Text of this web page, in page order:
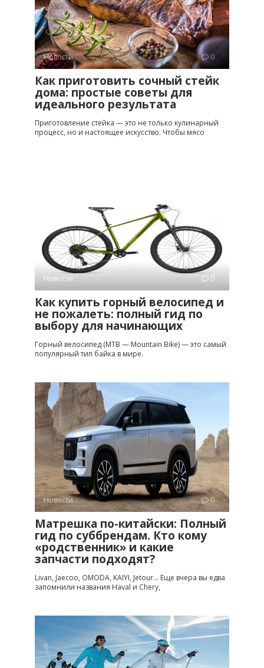
Новости 0
Как приготовить сочный стейк
дома: простые советы для
идеального результата
Приготовление стейка — это не только кулинарный
процесс, но и настоящее искусство. Чтобы мясо
Новости 0
Как купить горный велосипед и
не пожалеть: полный гид по
выбору для начинающих
Горный велосипед (MTB — Mountain Bike) — это самый
популярный тип байка в мире.
Новости 0
Матрешка по-китайски: Полный
гид по суббрендам. Кто кому
«родственник» и какие
запчасти подходят?
Livan, Jaecoo, OMODA, KAIYI, Jetour… Еще вчера вы едва
запомнили названия Haval и Chery,